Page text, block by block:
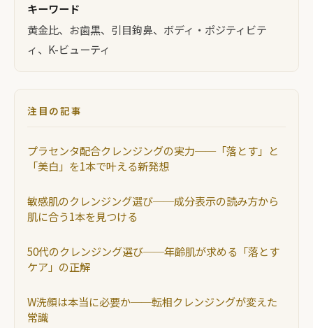
キーワード
黄金比、お歯黒、引目鉤鼻、ボディ・ポジティビテ
ィ、K-ビューティ
注目の記事
プラセンタ配合クレンジングの実力──「落とす」と
「美白」を1本で叶える新発想
敏感肌のクレンジング選び──成分表示の読み方から
肌に合う1本を見つける
50代のクレンジング選び──年齢肌が求める「落とす
ケア」の正解
W洗顔は本当に必要か──転相クレンジングが変えた
常識